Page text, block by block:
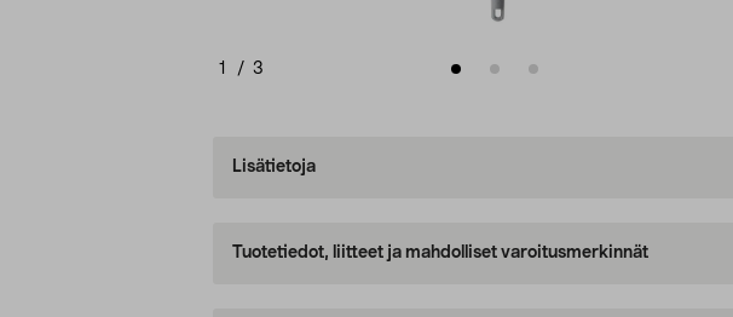
1 / 3
Lisätietoja
Tuotetiedot, liitteet ja mahdolliset varoitusmerkinnät